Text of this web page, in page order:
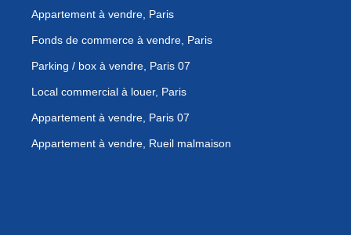
Appartement à vendre, Paris
Fonds de commerce à vendre, Paris
Parking / box à vendre, Paris 07
Local commercial à louer, Paris
Appartement à vendre, Paris 07
Appartement à vendre, Rueil malmaison